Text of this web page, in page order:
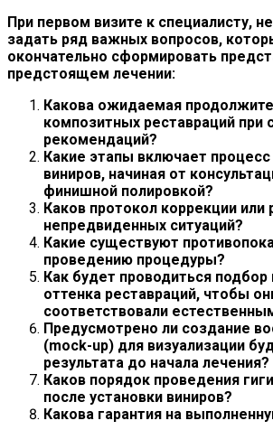
При первом визите к специалисту,
задать ряд важных вопросов,
окончательно сформировать
предстоящем лечении:
Какова ожидаемая
композитных реставраций при
рекомендаций?
Какие этапы включает процесс
виниров, начиная от
финишной полировкой?
Каков протокол коррекции или
непредвиденных ситуаций?
Какие существуют
проведению процедуры?
Как будет проводиться подбор
оттенка реставраций, чтобы
соответствовали
Предусмотрено ли создание
(mock-up) для визуализации
результата до начала лечения?
Каков порядок проведения
после установки виниров?
Какова гарантия на